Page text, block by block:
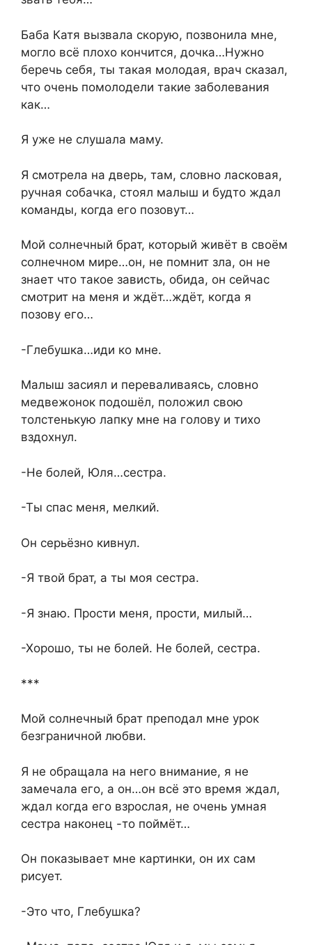
Баба Катя вызвала скорую, позвонила мне,
могло всё плохо кончится, дочка…Нужно
беречь себя, ты такая молодая, врач сказал,
что очень помолодели такие заболевания
как…
Я уже не слушала маму.
Я смотрела на дверь, там, словно ласковая,
ручная собачка, стоял малыш и будто ждал
команды, когда его позовут…
Мой солнечный брат, который живёт в своём
солнечном мире…он, не помнит зла, он не
знает что такое зависть, обида, он сейчас
смотрит на меня и ждёт…ждёт, когда я
позову его…
-Глебушка…иди ко мне.
Малыш засиял и переваливаясь, словно
медвежонок подошёл, положил свою
толстенькую лапку мне на голову и тихо
вздохнул.
-Не болей, Юля…сестра.
-Ты спас меня, мелкий.
Он серьёзно кивнул.
-Я твой брат, а ты моя сестра.
-Я знаю. Прости меня, прости, милый…
-Хорошо, ты не болей. Не болей, сестра.
***
Мой солнечный брат преподал мне урок
безграничной любви.
Я не обращала на него внимание, я не
замечала его, а он…он всё это время ждал,
ждал когда его взрослая, не очень умная
сестра наконец -то поймёт…
Он показывает мне картинки, он их сам
рисует.
-Это что, Глебушка?